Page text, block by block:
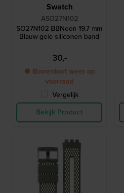
Swatch
ASO27N102
SO27N102 BBNeon 19.7 mm
Blauw-gele siliconen band
30,-
● Binnenkort weer op
voorraad
Vergelijk
Bekijk Product